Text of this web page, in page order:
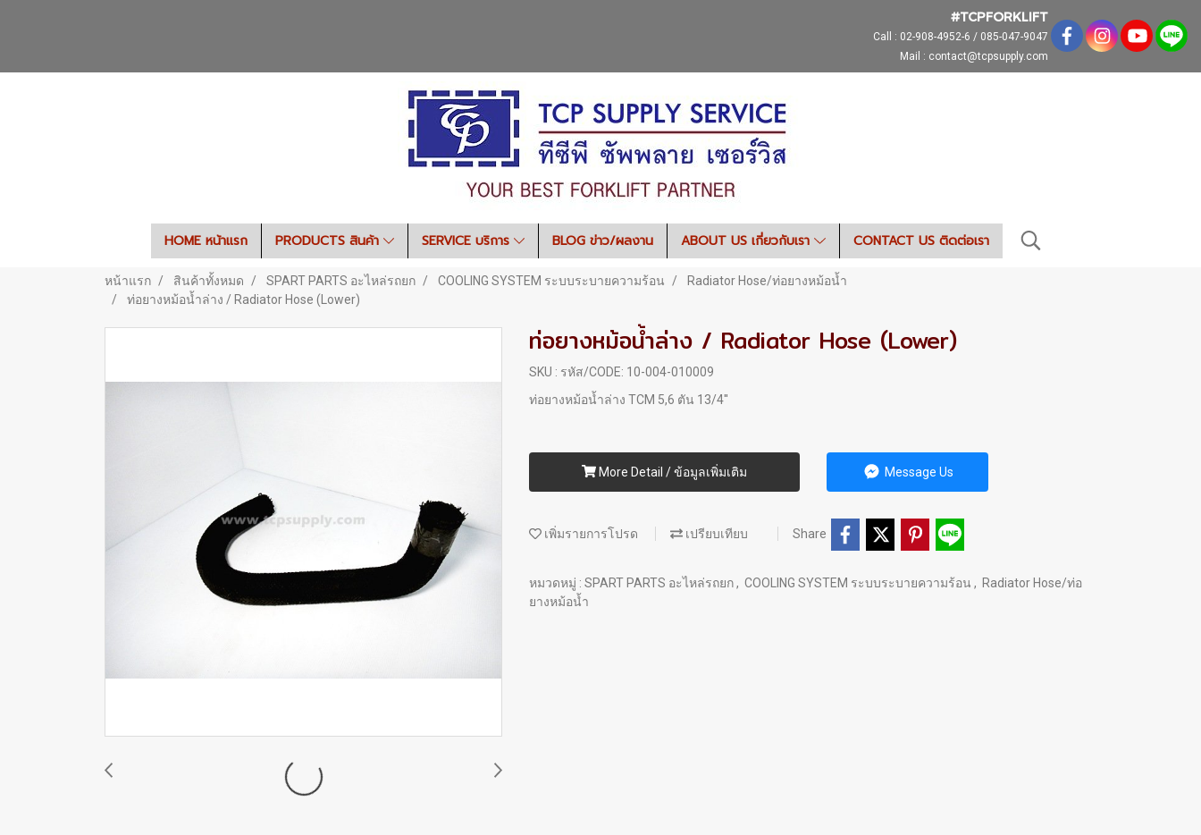
#TCPFORKLIFT
Call : 02-908-4952-6 / 085-047-9047
Mail : contact@tcpsupply.com
HOME หน้าแรก PRODUCTS สินค้า SERVICE บริการ BLOG ข่าว/ผลงาน ABOUT US เกี่ยวกับเรา CONTACT US ติดต่อเรา
หน้าแรก สินค้าทั้งหมด SPART PARTS อะไหล่รถยก COOLING SYSTEM ระบบระบายความร้อน
Radiator Hose/ท่อยางหม้อน้ำ
ท่อยางหม้อน้ำล่าง / Radiator Hose (Lower)
ท่อยางหม้อน้ำล่าง / Radiator Hose (Lower)
SKU : รหัส/CODE: 10-004-010009
ท่อยางหม้อน้ำล่าง TCM 5,6 ตัน 13/4''
More Detail / ข้อมูลเพิ่มเติม Message Us
เพิ่มรายการโปรด เปรียบเทียบ Share
หมวดหมู่ : SPART PARTS อะไหล่รถยก, COOLING SYSTEM ระบบระบายความร้อน , Radiator Hose/ท่อ
ยางหม้อน้ำ